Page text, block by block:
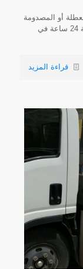
أو المصدومة
يتوفر ستحات هيدروليك وعادي لنقل السيارات خدمة 24 ساعة في
قراءة المزيد